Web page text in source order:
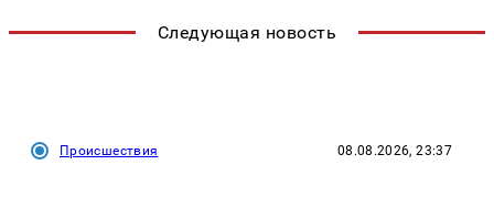
Следующая новость
Происшествия 08.08.2026, 23:37